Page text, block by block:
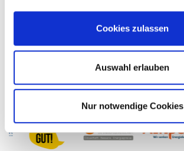
Cookies zulassen
Auswahl erlauben
Nur notwendige Cookies
www.dehoga-sachsen-anhalt.de
Unsere Partner